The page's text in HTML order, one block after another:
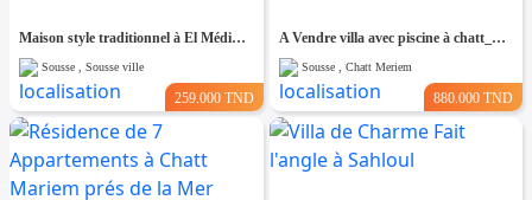
Maison style traditionnel à El Médina Sousse
Sousse , Sousse ville
259.000 TND
A Vendre villa avec piscine à chatt_mariem pré résidence Costa
Sousse , Chatt Meriem
880.000 TND